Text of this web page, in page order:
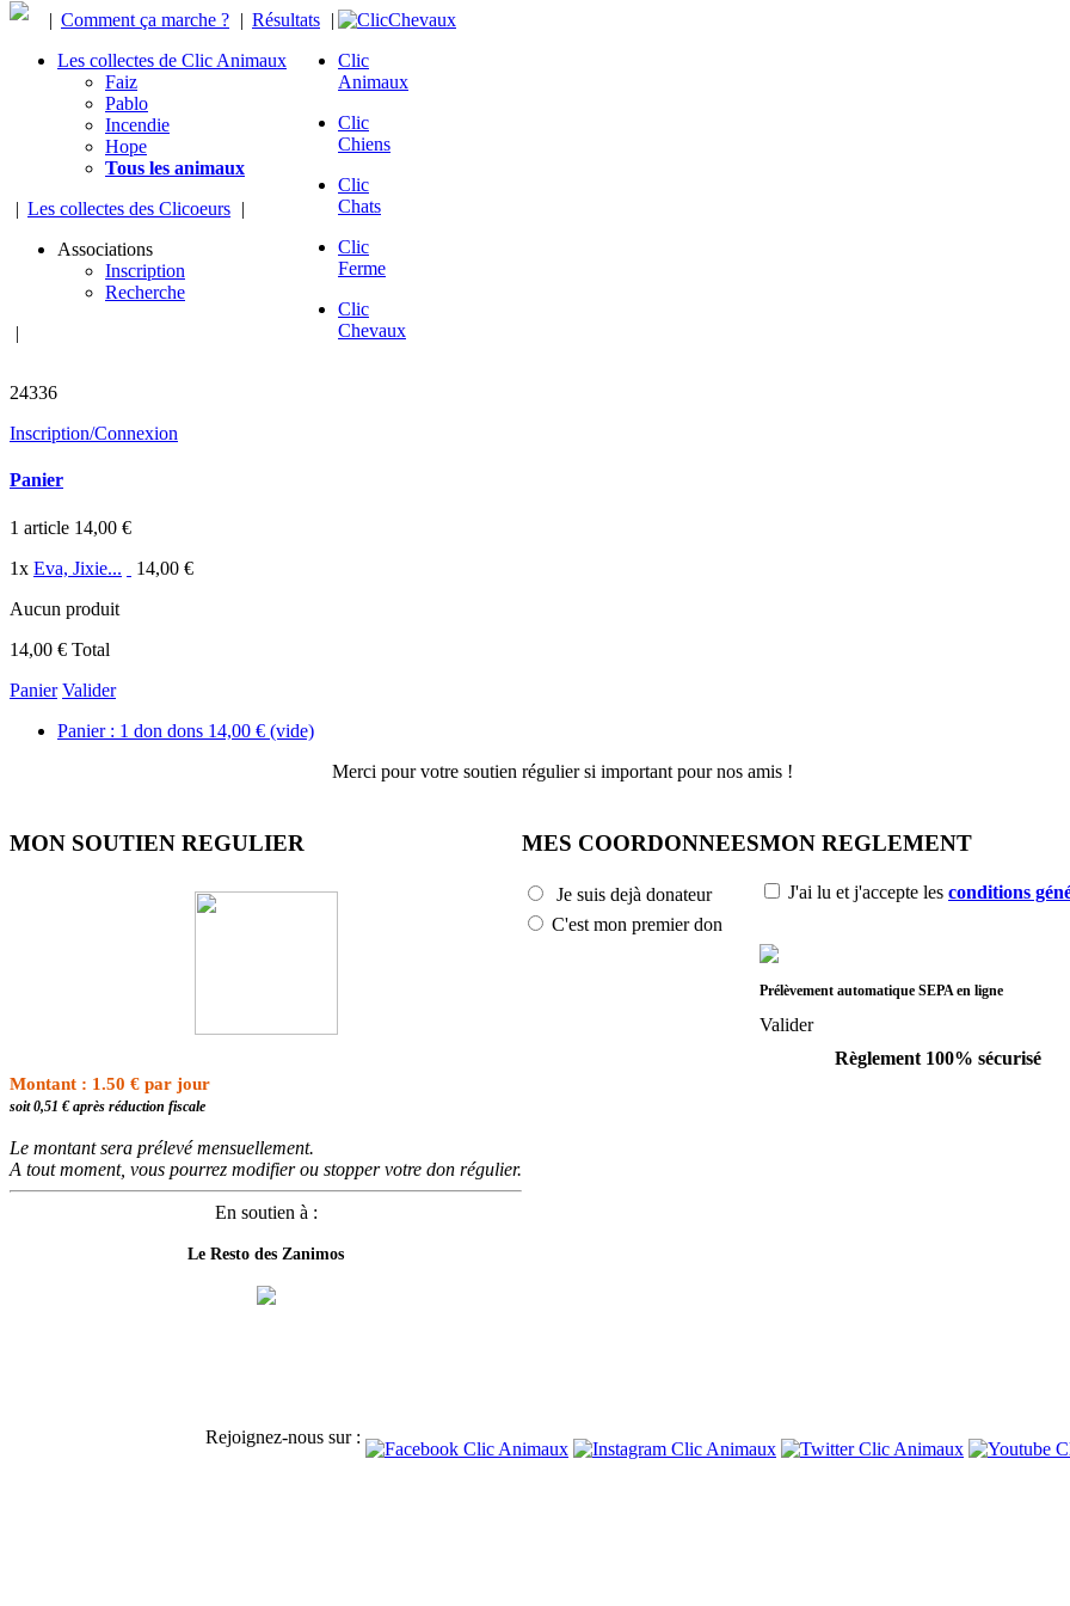
| Comment ça marche ? | Résultats |
Les collectes de Clic Animaux
Faiz
Pablo
Incendie
Hope
Tous les animaux
| Les collectes des Clicoeurs |
Associations
Inscription
Recherche
|
Clic
Animaux
Clic
Chiens
Clic
Chats
Clic
Ferme
Clic
Chevaux
24336
Inscription/Connexion
Panier
1 article 14,00 €
1x Eva, Jixie...
14,00 €
Aucun produit
14,00 € Total
Panier Valider
Panier : 1 don dons 14,00 € (vide)
Merci pour votre soutien régulier si important pour nos amis !
MON SOUTIEN REGULIER
Montant : 1.50 € par jour
soit 0,51 € après réduction fiscale
Le montant sera prélevé mensuellement.
A tout moment, vous pourrez modifier ou stopper votre don régulier.
En soutien à :
Le Resto des Zanimos
MES COORDONNEES
Je suis dejà donateur
C'est mon premier don
MON REGLEMENT
J'ai lu et j'accepte les conditions
Prélèvement automatique SEPA en ligne
Valider
Règlement 100% sécurisé
Rejoignez-nous sur :